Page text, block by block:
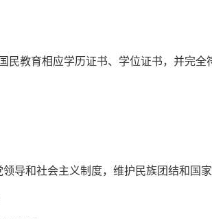
民教育相应学历证书、学位证书，并完
导和社会主义制度，维护民族团结和国家